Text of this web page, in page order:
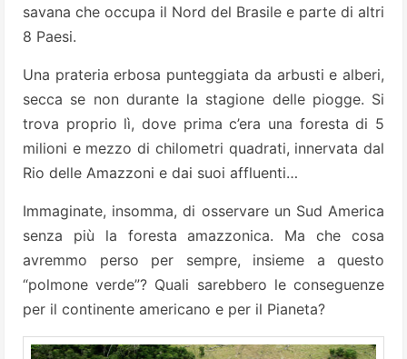
savana che occupa il Nord del Brasile e parte di altri
8 Paesi.
Una prateria erbosa punteggiata da arbusti e alberi,
secca se non durante la stagione delle piogge. Si
trova proprio lì, dove prima c’era una foresta di 5
milioni e mezzo di chilometri quadrati, innervata dal
Rio delle Amazzoni e dai suoi affluenti…
Immaginate, insomma, di osservare un Sud America
senza più la foresta amazzonica. Ma che cosa
avremmo perso per sempre, insieme a questo
“polmone verde”? Quali sarebbero le conseguenze
per il continente americano e per il Pianeta?